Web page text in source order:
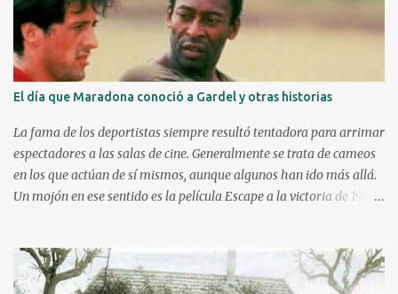
El día que Maradona conoció a Gardel y otras historias
La fama de los deportistas siempre resultó tentadora para arrimar
espectadores a las salas de cine. Generalmente se trata de cameos
en los que actúan de sí mismos, aunque algunos han ido más allá.
Un mojón en ese sentido es la película Escape a la victoria de 1982
una recreación muy libre del llamado partido de la muerte jugado
en Kiev, Ucrania, el 9 de agosto de 1942, bajo la ocupación nazi.